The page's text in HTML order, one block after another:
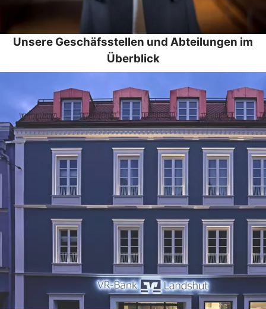
Unsere Geschäfsstellen und Abteilungen im
Überblick